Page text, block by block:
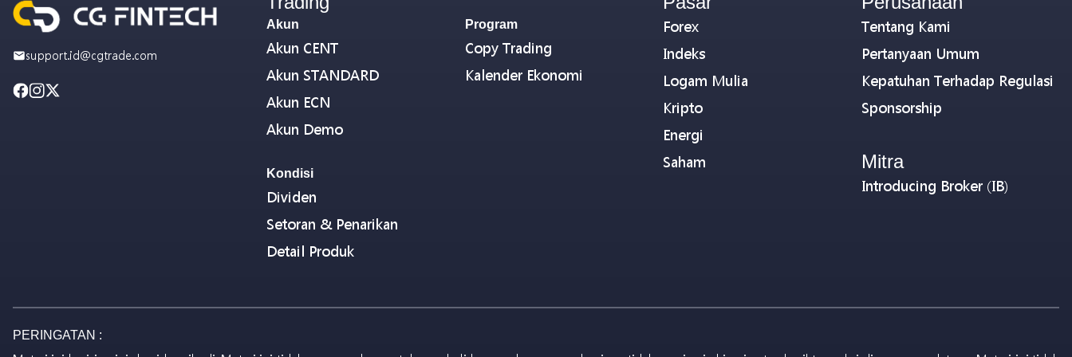
support.id@cgtrade.com
Akun
Akun CENT
Akun STANDARD
Akun ECN
Akun Demo
Kondisi
Dividen
Setoran & Penarikan
Detail Produk
Program
Copy Trading
Kalender Ekonomi
Forex
Indeks
Logam Mulia
Kripto
Energi
Saham
Tentang Kami
Pertanyaan Umum
Kepatuhan Terhadap Regulasi
Sponsorship
Mitra
Introducing Broker (IB)
PERINGATAN :